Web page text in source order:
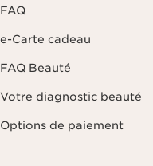
FAQ
e-Carte cadeau
FAQ Beauté
Votre diagnostic beauté
Options de paiement